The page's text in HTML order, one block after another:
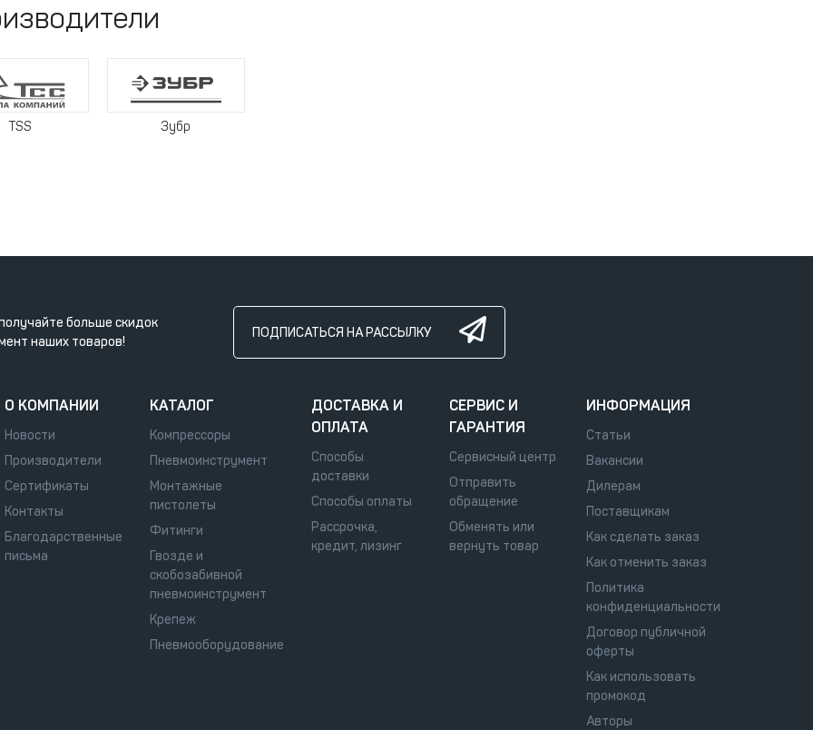
TSS Зубр
больше скидок
наших товаров!
ПОДПИСАТЬСЯ НА РАССЫЛКУ
О КОМПАНИИ
Новости
Производители
Сертификаты
Контакты
Благодарственные
письма
КАТАЛОГ
Компрессоры
Пневмоинструмент
Монтажные
пистолеты
Фитинги
Гвозде и
скобозабивной
пневмоинструмент
Крепеж
Пневмооборудование
ДОСТАВКА И
ОПЛАТА
Способы
доставки
Способы оплаты
Рассрочка,
кредит, лизинг
СЕРВИС И
ГАРАНТИЯ
Сервисный центр
Отправить
обращение
Обменять или
вернуть товар
ИНФОРМАЦИЯ
Статьи
Вакансии
Дилерам
Поставщикам
Как сделать заказ
Как отменить заказ
Политика
конфиденциальности
Договор публичной
оферты
Как использовать
промокод
Авторы